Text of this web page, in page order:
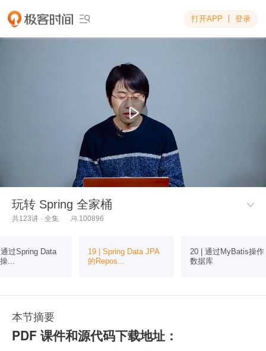
 打开APP 登录
玩转 Spring 全家桶 
共123讲 · 全集  100896
过Spring Data
...
19 | Spring Data JPA
的Repos...
20 | 通过MyBatis操作
数据库
本节摘要
PDF 课件和源代码下载地址：